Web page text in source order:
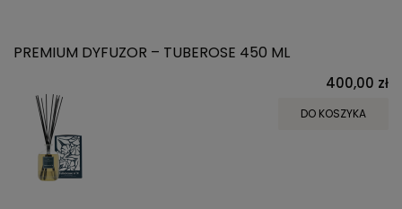
PREMIUM DYFUZOR – TUBEROSE 450 ML
400,00 zł
DO KOSZYKA